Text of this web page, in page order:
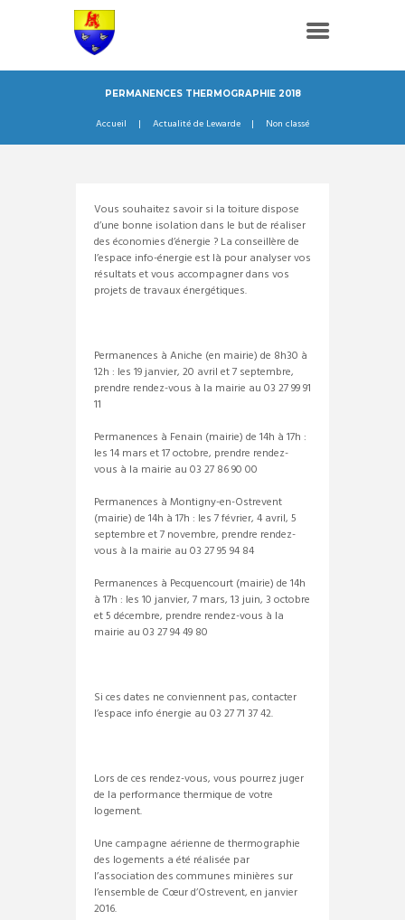
PERMANENCES THERMOGRAPHIE 2018
Accueil Actualité de Lewarde Non classé
Vous souhaitez savoir si la toiture dispose
d’une bonne isolation dans le but de réaliser
des économies d’énergie ? La conseillère de
l’espace info-énergie est là pour analyser vos
résultats et vous accompagner dans vos
projets de travaux énergétiques.
Permanences à Aniche (en mairie) de 8h30 à
12h : les 19 janvier, 20 avril et 7 septembre,
prendre rendez-vous à la mairie au 03 27 99 91
11
Permanences à Fenain (mairie) de 14h à 17h :
les 14 mars et 17 octobre, prendre rendez-
vous à la mairie au 03 27 86 90 00
Permanences à Montigny-en-Ostrevent
(mairie) de 14h à 17h : les 7 février, 4 avril, 5
septembre et 7 novembre, prendre rendez-
vous à la mairie au 03 27 95 94 84
Permanences à Pecquencourt (mairie) de 14h
à 17h : les 10 janvier, 7 mars, 13 juin, 3 octobre
et 5 décembre, prendre rendez-vous à la
mairie au 03 27 94 49 80
Si ces dates ne conviennent pas, contacter
l’espace info énergie au 03 27 71 37 42.
Lors de ces rendez-vous, vous pourrez juger
de la performance thermique de votre
logement.
Une campagne aérienne de thermographie
des logements a été réalisée par
l’association des communes minières sur
l’ensemble de Cœur d’Ostrevent, en janvier
2016.